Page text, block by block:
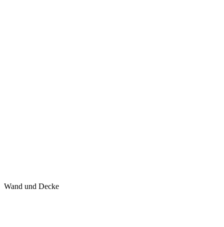
Wand und Decke